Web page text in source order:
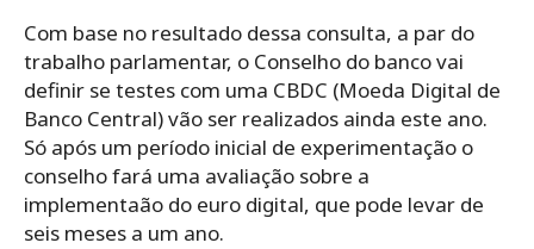
Com base no resultado dessa consulta, a par do
trabalho parlamentar, o Conselho do banco vai
definir se testes com uma CBDC (Moeda Digital de
Banco Central) vão ser realizados ainda este ano.
Só após um período inicial de experimentação o
conselho fará uma avaliação sobre a
implementaão do euro digital, que pode levar de
seis meses a um ano.